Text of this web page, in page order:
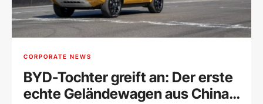
CORPORATE NEWS
BYD-Tochter greift an: Der erste
echte Geländewagen aus China